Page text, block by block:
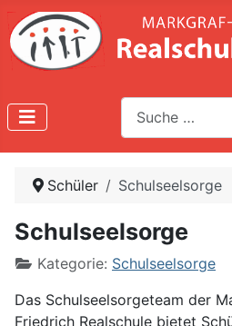
Suche
Type 2 or more
Schüler Schulseelsorge
Schulseelsorge
Kategorie: Schulseelsorge
Das Schulseelsorgeteam der
Friedrich Realschule bietet